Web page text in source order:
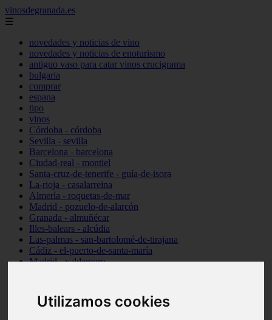
Utilizamos cookies
vinosdegranada.es
☰
novedades y noticias de vino
novedades y noticias de enoturismo
antiguo vaso para catar vinos crucigrama
bulgaria
comprar
espana
tipo
vinos
Córdoba - córdoba
Sevilla - sevilla
Barcelona - barcelona
Ciudad-real - montiel
Santa-cruz-de-tenerife - guía-de-isora
La-rioja - casalarreina
Almería - roquetas-de-mar
Madrid - pozuelo-de-alarcón
Granada - almuñécar
Illes-balears - alcúdia
Las-palmas - san-bartolomé-de-tirajana
Cádiz - el-puerto-de-santa-maría
Madrid - valdemoro
Cantabria - suances
Sevilla - bormujos